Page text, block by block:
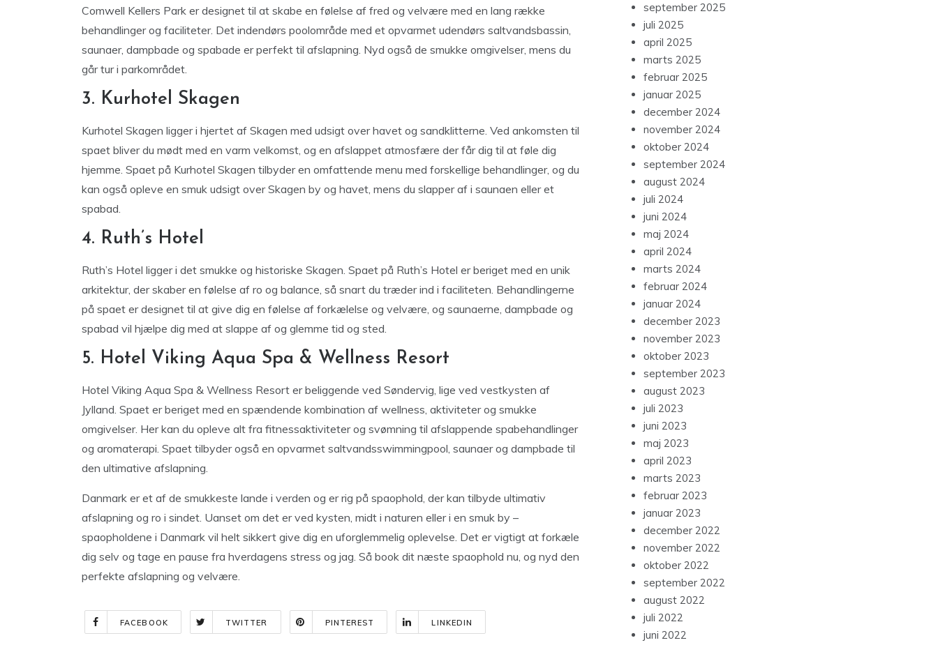
Comwell Kellers Park er designet til at skabe en følelse af fred og velvære med en lang række
behandlinger og faciliteter. Det indendørs poolområde med et opvarmet udendørs saltvandsbassin,
saunaer, dampbade og spabade er perfekt til afslapning. Nyd også de smukke omgivelser, mens du
går tur i parkområdet.
3. Kurhotel Skagen
Kurhotel Skagen ligger i hjertet af Skagen med udsigt over havet og sandklitterne. Ved ankomsten til
spaet bliver du mødt med en varm velkomst, og en afslappet atmosfære der får dig til at føle dig
hjemme. Spaet på Kurhotel Skagen tilbyder en omfattende menu med forskellige behandlinger, og du
kan også opleve en smuk udsigt over Skagen by og havet, mens du slapper af i saunaen eller et
spabad.
4. Ruth’s Hotel
Ruth’s Hotel ligger i det smukke og historiske Skagen. Spaet på Ruth’s Hotel er beriget med en unik
arkitektur, der skaber en følelse af ro og balance, så snart du træder ind i faciliteten. Behandlingerne
på spaet er designet til at give dig en følelse af forkælelse og velvære, og saunaerne, dampbade og
spabad vil hjælpe dig med at slappe af og glemme tid og sted.
5. Hotel Viking Aqua Spa & Wellness Resort
Hotel Viking Aqua Spa & Wellness Resort er beliggende ved Søndervig, lige ved vestkysten af
Jylland. Spaet er beriget med en spændende kombination af wellness, aktiviteter og smukke
omgivelser. Her kan du opleve alt fra fitnessaktiviteter og svømning til afslappende spabehandlinger
og aromaterapi. Spaet tilbyder også en opvarmet saltvandsswimmingpool, saunaer og dampbade til
den ultimative afslapning.
Danmark er et af de smukkeste lande i verden og er rig på spaophold, der kan tilbyde ultimativ
afslapning og ro i sindet. Uanset om det er ved kysten, midt i naturen eller i en smuk by –
spaopholdene i Danmark vil helt sikkert give dig en uforglemmelig oplevelse. Det er vigtigt at forkæle
dig selv og tage en pause fra hverdagens stress og jag. Så book dit næste spaophold nu, og nyd den
perfekte afslapning og velvære.
FACEBOOK TWITTER PINTEREST LINKEDIN
september 2025
juli 2025
april 2025
marts 2025
februar 2025
januar 2025
december 2024
november 2024
oktober 2024
september 2024
august 2024
juli 2024
juni 2024
maj 2024
april 2024
marts 2024
februar 2024
januar 2024
december 2023
november 2023
oktober 2023
september 2023
august 2023
juli 2023
juni 2023
maj 2023
april 2023
marts 2023
februar 2023
januar 2023
december 2022
november 2022
oktober 2022
september 2022
august 2022
juli 2022
juni 2022